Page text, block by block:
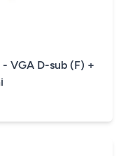
VGA D-sub (F) +